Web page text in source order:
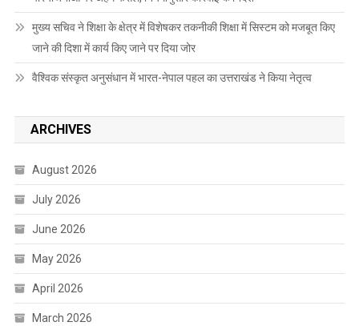
मुख्य सचिव ने शिक्षा के क्षेत्र में विशेषकर तकनीकी शिक्षा में सिस्टम को मजबूत किए
जाने की दिशा में कार्य किए जाने पर दिया जोर
वैश्विक संस्कृत अनुसंधान में भारत-नेपाल पहल का उत्तराखंड ने किया नेतृत्व
ARCHIVES
August 2026
July 2026
June 2026
May 2026
April 2026
March 2026